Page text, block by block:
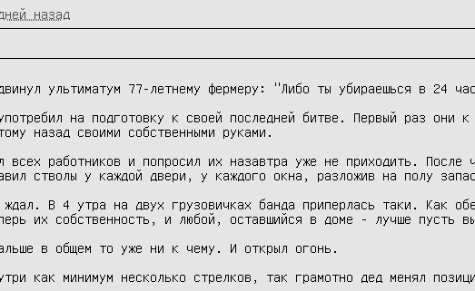
назад
ультиматум 77-летнему фермеру: "Либо ты убираешься в 24
на подготовку к своей последней битве. Первый раз они к
назад своими собственными руками.
всех работников и попросил их назавтра уже не приходить. После
стволы у каждой двери, у каждого окна, разложив на полу
В 4 утра на двух грузовичках банда приперлась таки. Как
их собственность, и любой, оставшийся в доме - лучше пусть
в общем то уже ни к чему. И открыл огонь.
как минимум несколько стрелков, так грамотно дед менял